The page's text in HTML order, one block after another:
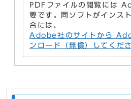
PDFファイルの閲覧には
要です。同ソフトがインス
合には、
Adobe社のサイトから
ンロード（無償）してくださ